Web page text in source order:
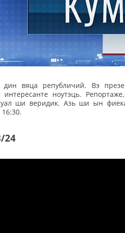
дин вяца републичий. Вэ
ноутэць.
ши веридик. Азь ши ын
24